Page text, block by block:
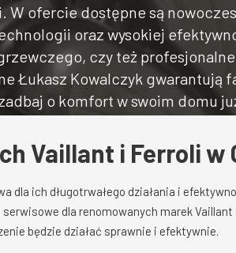
ofercie dostępne są
oraz wysokiej
czy też
Łukasz Kowalczyk gwarantują
o komfort w swoim domu
Vaillant i Ferroli w
dla ich długotrwałego działania i
dla renomowanych marek Vaillant
będzie działać sprawnie i efektywnie.